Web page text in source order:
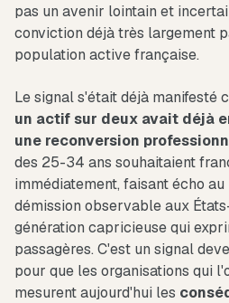
pas un avenir lointain et
conviction déjà très largement
population active française.
Le signal s'était déjà manifesté
un actif sur deux avait déjà
une reconversion
des 25-34 ans souhaitaient
immédiatement, faisant écho
démission observable aux
génération capricieuse qui
passagères. C'est un signal
pour que les organisations qui
mesurent aujourd'hui les